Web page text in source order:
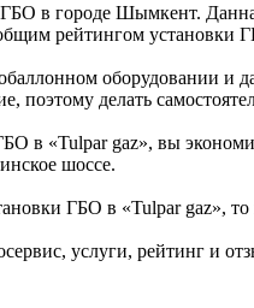
ГБО в городе Шымкент.
рейтингом установки
оборудовании и
поэтому делать
в «Tulpar gaz», вы
шоссе.
ГБО в «Tulpar gaz»,
услуги, рейтинг и